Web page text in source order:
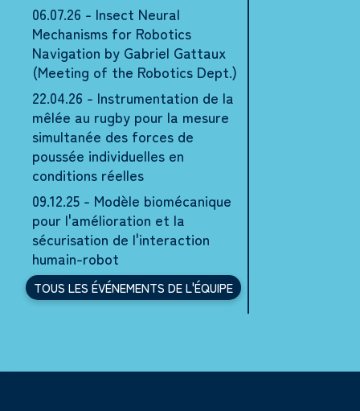
06.07.26 - Insect Neural
Mechanisms for Robotics
Navigation by Gabriel Gattaux
(Meeting of the Robotics Dept.)
22.04.26 - Instrumentation de la
mêlée au rugby pour la mesure
simultanée des forces de
poussée individuelles en
conditions réelles
09.12.25 - Modèle biomécanique
pour l'amélioration et la
sécurisation de l'interaction
humain-robot
TOUS LES ÉVÉNEMENTS DE L'ÉQUIPE